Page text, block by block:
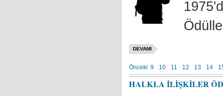
DEVAMI
Önceki 9 10 11 12 13 14
HALKLA İLİŞKİLER